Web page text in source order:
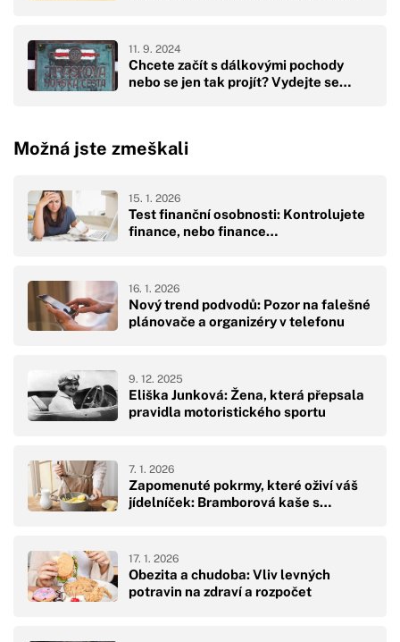
Chcete začít s dálkovými pochody
nebo se jen tak projít? Vydejte se…
11. 9. 2024
Možná jste zmeškali
Test finanční osobnosti: Kontrolujete
finance, nebo finance…
15. 1. 2026
Nový trend podvodů: Pozor na falešné
plánovače a organizéry v telefonu
16. 1. 2026
Eliška Junková: Žena, která přepsala
pravidla motoristického sportu
9. 12. 2025
Zapomenuté pokrmy, které oživí váš
jídelníček: Bramborová kaše s…
7. 1. 2026
Obezita a chudoba: Vliv levných
potravin na zdraví a rozpočet
17. 1. 2026